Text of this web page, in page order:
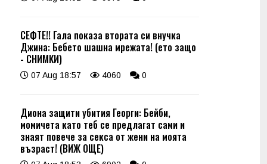
СЕФТЕ!! Гала показа втората си внучка
Джина: Бебето шашна мрежата! (ето защо
- СНИМКИ)
07 Aug 18:57 4060 0
Диона защити убития Георги: Бейби,
момичета като теб се предлагат сами и
знаят повече за секса от жени на моята
възраст! (ВИЖ ОЩЕ)